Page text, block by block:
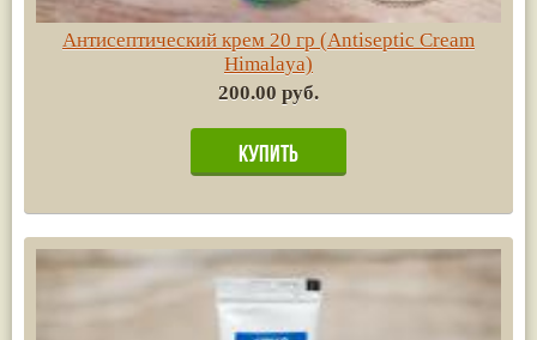
Антисептический крем 20 гр (Antiseptic Cream
Himalaya)
200.00 руб.